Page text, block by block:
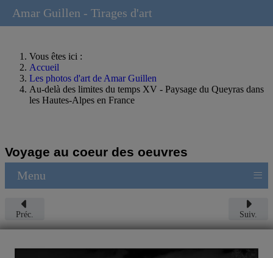
Vous êtes ici :
Accueil
Les photos d'art de Amar Guillen
Au-delà des limites du temps XV - Paysage du Queyras dans
les Hautes-Alpes en France
Voyage au coeur des oeuvres
Menu ≡
Préc. Suiv.
Amar Guillen - Tirages d'art